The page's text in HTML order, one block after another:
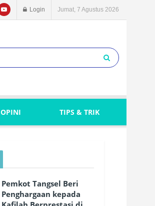
Login Jumat, 7 Agustus 2026
OPINI TIPS & TRIK
Pemkot Tangsel Beri
Penghargaan kepada